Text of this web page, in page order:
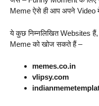
Meme ऐसे ही आप अपने Video
ये कुछ निम्नलिखित Websites
Meme को खोज सकते हैं –
memes.co.in
vlipsy.com